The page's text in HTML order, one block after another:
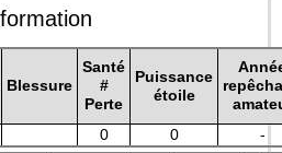
Blessure
Santé
#
Perte
Puissance
étoile
0 0 -